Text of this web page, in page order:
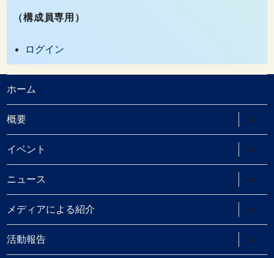
（構成員専用）
ログイン
ホーム
概要
ブ
メ
ニ
ュ
ー
を
展
開
イベント
ブ
メ
ニ
ュ
ー
を
展
開
ニュース
ブ
メ
ニ
ュ
ー
を
展
開
メディアによる紹介
ブ
メ
ニ
ュ
ー
活動報告
ブ
メ